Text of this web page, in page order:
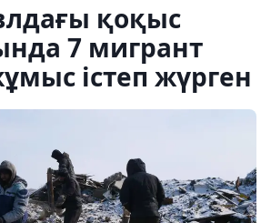
қоқыс
7 мигрант
істеп жүрген